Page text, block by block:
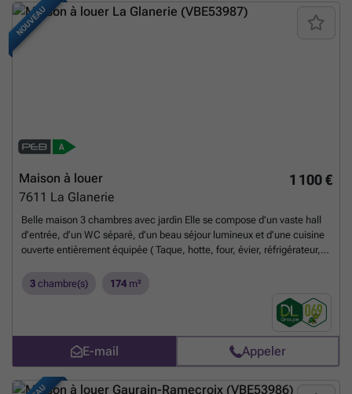
d'effectuer une demande de rendez-vous via Internet en indiquant vos
coordonnées complètes et nous reprendrons contact.
En savoir plus ?
NOUVEAU
1 100 €
Maison à louer
7611 La Glanerie
Belle maison 3 chambres avec jardin Elle se compose d’un vaste hall
d’entrée, d’un WC séparé, d’un beau séjour lumineux et d’une cuisine
ouverte entièrement équipée ( Taque, hotte, four, évier, réfrigérateur,
pour machine à laver. À l’étage, Trois belles chambres, une salle de
Caractéristiques : Châssis en PVC double vitrage Pompe à chaleur
Beau jardin entièrement clôturé Terrasse Facilités de stationnement
dans la rue Libre à partir du 1er novembre 2026 Publicité à caractère
non contractuel et ne constituant pas une offre. Les propriétaires se
réservent le droit de décision et d’acceptation de toute offre
soumise.En savoir plus ?
3 chambre(s) 174 m²
E-mail Appeler